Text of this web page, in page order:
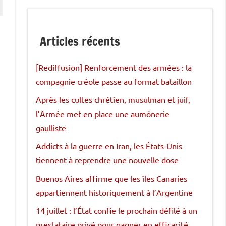
Articles récents
[Rediffusion] Renforcement des armées : la
compagnie créole passe au format bataillon
Après les cultes chrétien, musulman et juif,
l’Armée met en place une aumônerie
gaulliste
Addicts à la guerre en Iran, les États-Unis
tiennent à reprendre une nouvelle dose
Buenos Aires affirme que les îles Canaries
appartiennent historiquement à l’Argentine
14 juillet : l’État confie le prochain défilé à un